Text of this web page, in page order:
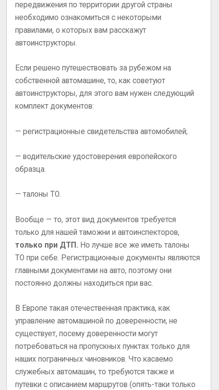
передвижения по территории другой страны
необходимо ознакомиться с некоторыми
правилами, о которых вам расскажут
автоинструкторы.
Если решено путешествовать за рубежом на
собственной автомашине, то, как советуют
автоинструкторы, для этого вам нужен следующий
комплект документов:
— регистрационные свидетельства автомобилей;
— водительские удостоверения европейского
образца.
— талоны ТО.
Вообще — то, этот вид документов требуется
только для нашей таможни и автоинспекторов,
только при ДТП. Но лучше все же иметь талоны
ТО при себе. Регистрационные документы являются
главными документами на авто, поэтому они
постоянно должны находиться при вас.
В Европе такая отечественная практика, как
управление автомашиной по доверенности, не
существует, посему доверенности могут
потребоваться на пропускных пунктах только для
наших пограничных чиновников. Что касаемо
служебных автомашин, то требуются также и
путевки с описанием маршрутов (опять-таки только